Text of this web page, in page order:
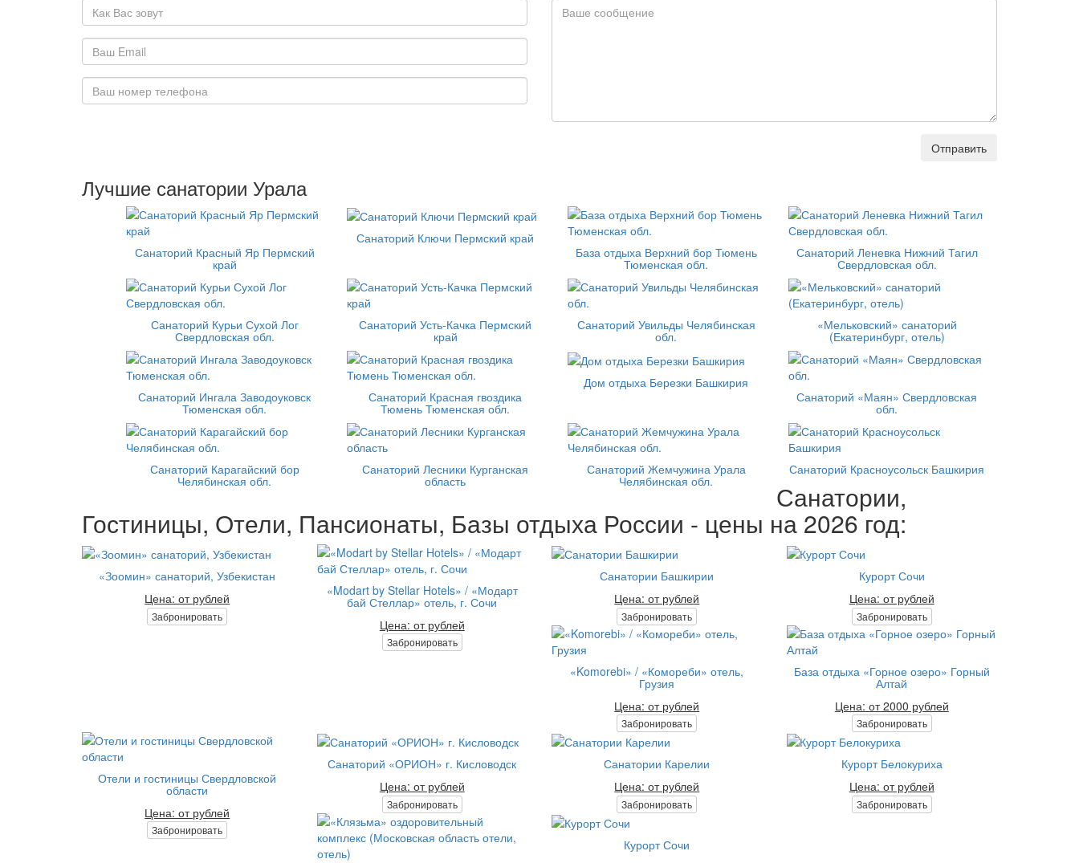
Отправить
Лучшие санатории Урала
Санаторий Красный Яр Пермский
край
Санаторий Ключи Пермский край
База отдыха Верхний бор Тюмень
Тюменская обл.
Санаторий Леневка Нижний Тагил
Свердловская обл.
Санаторий Курьи Сухой Лог
Свердловская обл.
Санаторий Усть-Качка Пермский
край
Санаторий Увильды Челябинская
обл.
«Мельковский» санаторий
(Екатеринбург, отель)
Санаторий Ингала Заводоуковск
Тюменская обл.
Санаторий Красная гвоздика
Тюмень Тюменская обл.
Дом отдыха Березки Башкирия
Санаторий «Маян» Свердловская
обл.
Санаторий Карагайский бор
Челябинская обл.
Санаторий Лесники Курганская
область
Санаторий Жемчужина Урала
Челябинская обл.
Санаторий Красноусольск Башкирия
Санатории,
Гостиницы, Отели, Пансионаты, Базы отдыха России - цены на 2026 год:
«Зоомин» санаторий, Узбекистан
Цена: от рублей
Забронировать
«Modart by Stellar Hotels» / «Модарт
бай Стеллар» отель, г. Сочи
Цена: от рублей
Забронировать
Санатории Башкирии
Цена: от рублей
Забронировать
Курорт Сочи
Цена: от рублей
Забронировать
«Komorebi» / «Комореби» отель,
Грузия
Цена: от рублей
Забронировать
База отдыха «Горное озеро» Горный
Алтай
Цена: от 2000 рублей
Забронировать
Отели и гостиницы Свердловской
области
Цена: от рублей
Забронировать
Санаторий «ОРИОН» г. Кисловодск
Цена: от рублей
Забронировать
Санатории Карелии
Цена: от рублей
Забронировать
Курорт Белокуриха
Цена: от рублей
Забронировать
Курорт Сочи